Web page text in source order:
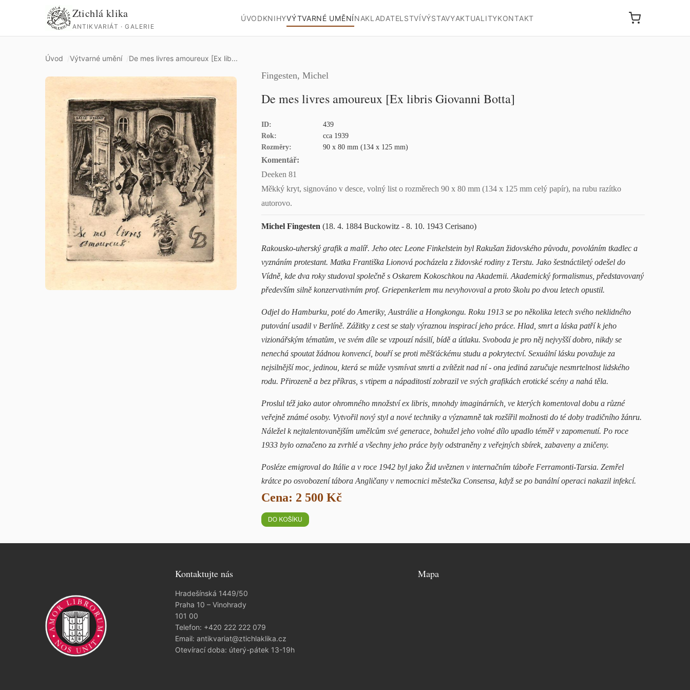
Ztichlá klika
ANTIKVARIÁT · GALERIE
ÚVODKNIHYVÝTVARNÉ UMĚNÍNAKLADATELSTVÍVÝSTAVYAKTUALITYKONTAKT
Úvod Výtvarné umění De mes livres amoureux [Ex lib...
Fingesten, Michel
De mes livres amoureux [Ex libris Giovanni Botta]
ID:
439
Rok:
cca 1939
Rozměry:
90 x 80 mm (134 x 125 mm)
Komentář:
Deeken 81
Měkký kryt, signováno v desce, volný list o rozměrech 90 x 80 mm (134 x 125 mm celý papír), na rubu razítko
autorovo.
Michel Fingesten(18. 4. 1884 Buckowitz - 8. 10. 1943 Cerisano)
Rakousko-uherský grafik a malíř. Jeho otec Leone Finkelstein byl Rakušan židovského původu, povoláním tkadlec a
vyznáním protestant. Matka Františka Lionová pocházela z židovské rodiny z Terstu. Jako šestnáctiletý odešel do
Vídně, kde dva roky studoval společně s Oskarem Kokoschkou na Akademii. Akademický formalismus, představovaný
především silně konzervativním prof. Griepenkerlem mu nevyhovoval a proto školu po dvou letech opustil.
Odjel do Hamburku, poté do Ameriky, Austrálie a Hongkongu. Roku 1913 se po několika letech svého neklidného
putování usadil v Berlíně. Zážitky z cest se staly výraznou inspirací jeho práce. Hlad, smrt a láska patří k jeho
vizionářským tématům, ve svém díle se vzpouzí násilí, bídě a útlaku. Svoboda je pro něj nejvyšší dobro, nikdy se
nenechá spoutat žádnou konvencí, bouří se proti měšťáckému studu a pokrytectví. Sexuální lásku považuje za
nejsilnější moc, jedinou, která se může vysmívat smrti a zvítězit nad ní - ona jediná zaručuje nesmrtelnost lidského
rodu. Přirozeně a bez příkras, s vtipem a nápaditostí zobrazil ve svých grafikách erotické scény a nahá těla.
Proslul též jako autor ohromného množství ex libris, mnohdy imaginárních, ve kterých komentoval dobu a různé
veřejně známé osoby. Vytvořil nový styl a nové techniky a významně tak rozšířil možnosti do té doby tradičního žánru.
Náležel k nejtalentovanějším umělcům své generace, bohužel jeho volné dílo upadlo téměř v zapomenutí. Po roce
1933 bylo označeno za zvrhlé a všechny jeho práce byly odstraněny z veřejných sbírek, zabaveny a zničeny.
Posléze emigroval do Itálie a v roce 1942 byl jako Žid uvěznen v internačním táboře Ferramonti-Tarsia. Zemřel
krátce po osvobození tábora Angličany v nemocnici městečka Consensa, když se po banální operaci nakazil infekcí.
Cena: 2 500 Kč
Kontaktujte nás
Hradešínská 1449/50
Praha 10 – Vinohrady
101 00
Telefon: +420 222 222 079
Email: antikvariat@ztichlaklika.cz
Otevírací doba: úterý-pátek 13-19h
Mapa